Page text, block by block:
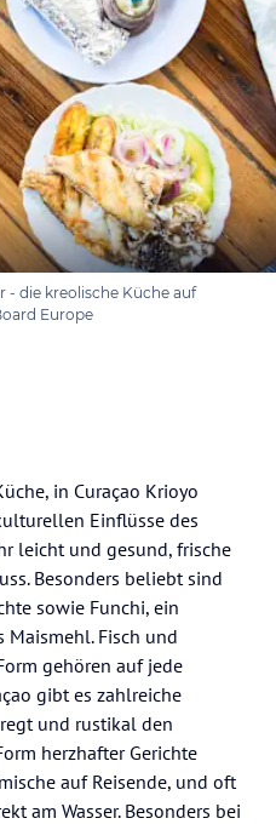
- die kreolische Küche auf
Europe
in Curaçao Krioyo
Einflüsse des
leicht und gesund, frische
Besonders beliebt sind
sowie Funchi, ein
Maismehl. Fisch und
gehören auf jede
gibt es zahlreiche
und rustikal den
herzhafter Gerichte
auf Reisende, und oft
am Wasser. Besonders bei